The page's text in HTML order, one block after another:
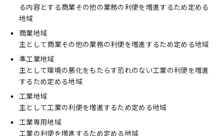
る内容とする商業その他の業務の利便を増進するため定める
地域
商業地域
主として商業その他の業務の利便を増進するため定める地域
準工業地域
主として環境の悪化をもたらす恐れのない工業の利便を増進
するため定める地域
工業地域
主として工業の利便を増進するため定める地域
工業専用地域
工業の利便を増進するため定める地域